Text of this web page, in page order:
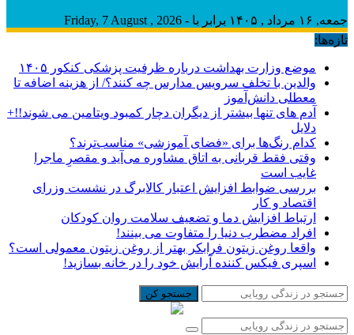
جمعه, ۱۶ مرداد , ۱۴۰۵ برابر با - Friday, 7 August , 2026
تازه‌ها:
موضع وزارت بهداشت درباره ظرفیت پزشکی کنکور ۱۴۰۵
والدین با تخلف سرویس مدارس چه کنند؟/ از هزینه اضافه تا
معطلی دانش‌آموز
آدم های تنها بیشتر از دیگران دچار کمبود ویتامین می شوند!!+
دلایل
کدام رنگ‌ها برای «فضای آموزشی» مناسب‌ترند؟
وقتی فقط قربانی به اتاق مشاوره می‌آید و مقصرِ ماجرا
غایب است
بررسی ضوابط افزایش اعتبار کالابرگ در نشست وزرای
اقتصاد و کار
ارتباط افزایش دما و تضعیف سلامت روان کودکان
افراد مضطرب دنیا را متفاوت می بینند!
واقعا روغن زیتون فرابکر بهتر از روغن زیتون معمولی است؟
اسپری فیکس کننده آرایش خود را در خانه بسازید!
جستجو کن